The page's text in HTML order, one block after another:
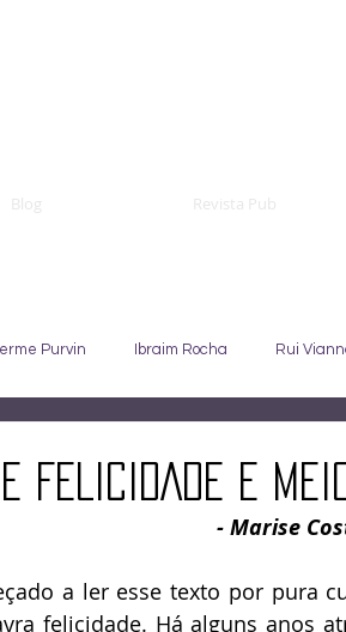
Blog Revista Pub
Purvin Ibraim Rocha Rui
FELICIDADE E
- Marise
a ler esse texto por pura
felicidade. Há alguns anos